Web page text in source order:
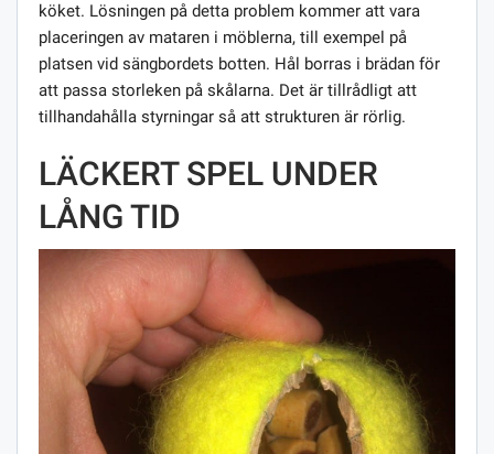
köket. Lösningen på detta problem kommer att vara
placeringen av mataren i möblerna, till exempel på
platsen vid sängbordets botten. Hål borras i brädan för
att passa storleken på skålarna. Det är tillrådligt att
tillhandahålla styrningar så att strukturen är rörlig.
LÄCKERT SPEL UNDER
LÅNG TID